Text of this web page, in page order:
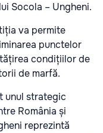
Socola – Ungheni.
va permite
punctelor
condițiilor de
de marfă.
unul strategic
România și
reprezintă